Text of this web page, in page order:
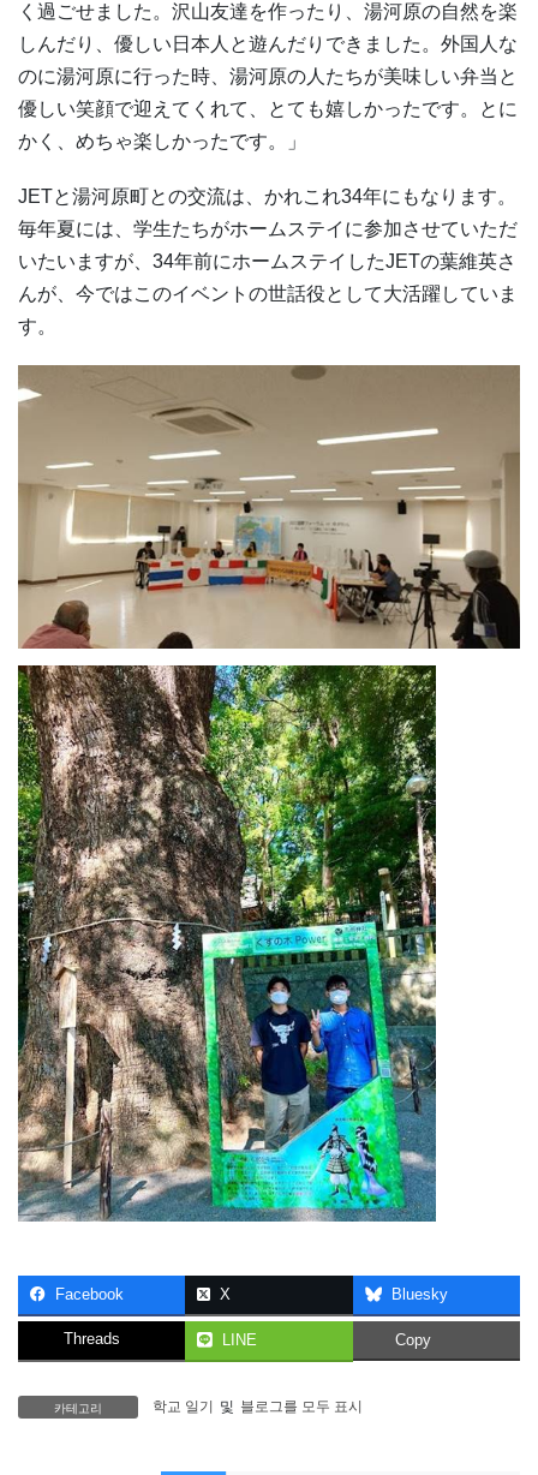
く過ごせました。沢山友達を作ったり、湯河原の自然を楽
しんだり、優しい日本人と遊んだりできました。外国人な
のに湯河原に行った時、湯河原の人たちが美味しい弁当と
優しい笑顔で迎えてくれて、とても嬉しかったです。とに
かく、めちゃ楽しかったです。」
JETと湯河原町との交流は、かれこれ34年にもなります。
毎年夏には、学生たちがホームステイに参加させていただ
いたいますが、34年前にホームステイしたJETの葉維英さ
んが、今ではこのイベントの世話役として大活躍していま
す。
Facebook X Bluesky
Threads LINE Copy
카테고리 학교 일기 및 블로그를 모두 표시